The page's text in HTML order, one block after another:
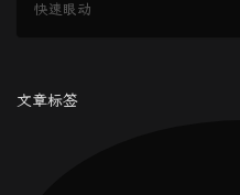
快速眼动
文章标签